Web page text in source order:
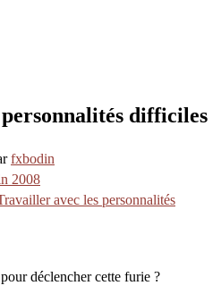
difficiles
fxbodin
2008
avec les personnalités
déclencher cette furie ?